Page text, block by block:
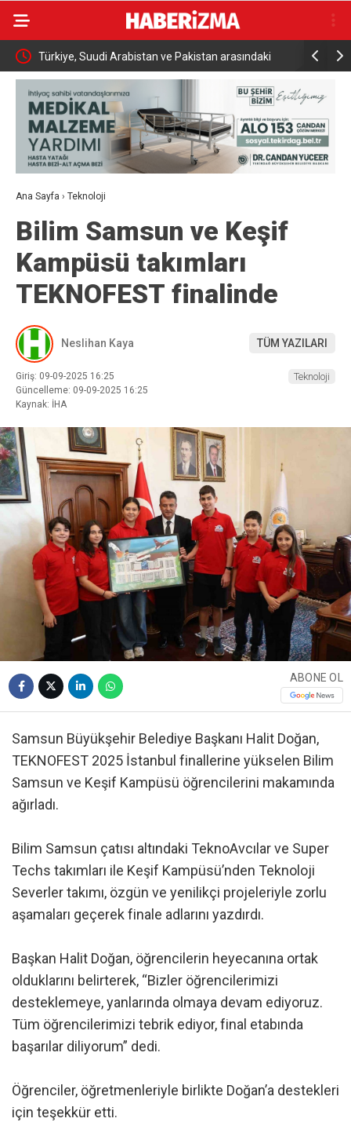
Türkiye, Suudi Arabistan ve Pakistan arasındaki
tarihi savunma anlaşması dünya basınında
İki
kazadan
Ana Sayfa › Teknoloji
Bilim Samsun ve Keşif
Kampüsü takımları
TEKNOFEST finalinde
Neslihan Kaya TÜM YAZILARI
Giriş: 09-09-2025 16:25
Güncelleme: 09-09-2025 16:25
Kaynak: İHA
Teknoloji
ABONE OL
Samsun Büyükşehir Belediye Başkanı Halit Doğan,
TEKNOFEST 2025 İstanbul finallerine yükselen Bilim
Samsun ve Keşif Kampüsü öğrencilerini makamında
ağırladı.
Bilim Samsun çatısı altındaki TeknoAvcılar ve Super
Techs takımları ile Keşif Kampüsü’nden Teknoloji
Severler takımı, özgün ve yenilikçi projeleriyle zorlu
aşamaları geçerek finale adlarını yazdırdı.
Başkan Halit Doğan, öğrencilerin heyecanına ortak
olduklarını belirterek, “Bizler öğrencilerimizi
desteklemeye, yanlarında olmaya devam ediyoruz.
Tüm öğrencilerimizi tebrik ediyor, final etabında
başarılar diliyorum” dedi.
Öğrenciler, öğretmenleriyle birlikte Doğan’a destekleri
için teşekkür etti.